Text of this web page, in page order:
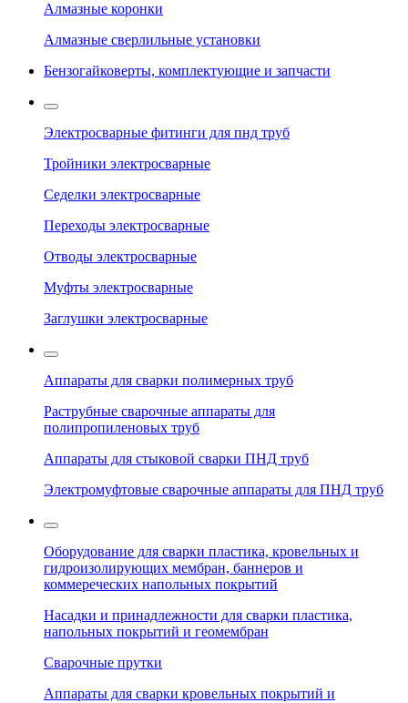
Алмазные коронки
Алмазные сверлильные установки
Бензогайковерты, комплектующие и запчасти
Электросварные фитинги для пнд труб
Тройники электросварные
Седелки электросварные
Переходы электросварные
Отводы электросварные
Муфты электросварные
Заглушки электросварные
Аппараты для сварки полимерных труб
Раструбные сварочные аппараты для
полипропиленовых труб
Аппараты для стыковой сварки ПНД труб
Электромуфтовые сварочные аппараты для ПНД труб
Оборудование для сварки пластика, кровельных и
гидроизолирующих мембран, баннеров и
коммереческих напольных покрытий
Насадки и принадлежности для сварки пластика,
напольных покрытий и геомембран
Сварочные прутки
Аппараты для сварки кровельных покрытий и